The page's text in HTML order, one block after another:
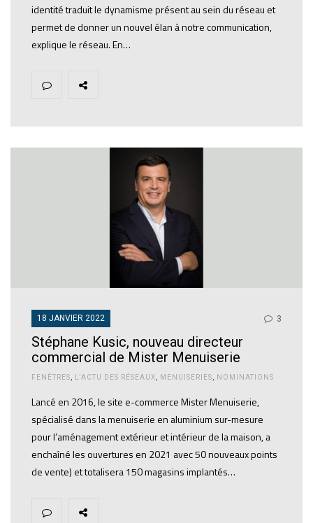
identité traduit le dynamisme présent au sein du réseau et
permet de donner un nouvel élan à notre communication,
explique le réseau. En…
18 JANVIER 2022 3
Stéphane Kusic, nouveau directeur
commercial de Mister Menuiserie
FENÊTRES L'ACTU DES RÉSEAUX MENUISERIES NOMINATIONS
Lancé en 2016, le site e-commerce Mister Menuiserie,
spécialisé dans la menuiserie en aluminium sur-mesure
pour l’aménagement extérieur et intérieur de la maison, a
enchaîné les ouvertures en 2021 avec 50 nouveaux points
de vente) et totalisera 150 magasins implantés…